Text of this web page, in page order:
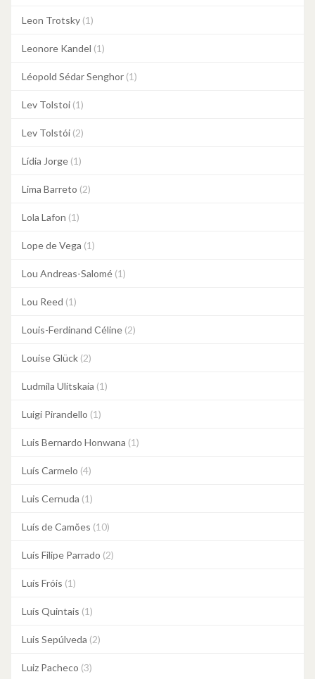
Leon Trotsky (1)
Leonore Kandel (1)
Léopold Sédar Senghor (1)
Lev Tolstoi (1)
Lev Tolstói (2)
Lídia Jorge (1)
Lima Barreto (2)
Lola Lafon (1)
Lope de Vega (1)
Lou Andreas-Salomé (1)
Lou Reed (1)
Louis-Ferdinand Céline (2)
Louise Glück (2)
Ludmila Ulitskaia (1)
Luigi Pirandello (1)
Luis Bernardo Honwana (1)
Luís Carmelo (4)
Luis Cernuda (1)
Luís de Camões (10)
Luís Filipe Parrado (2)
Luís Fróis (1)
Luís Quintais (1)
Luis Sepúlveda (2)
Luiz Pacheco (3)